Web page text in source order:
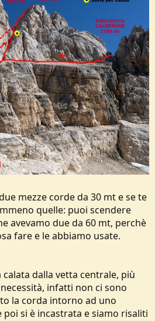
mezze corde da 30 mt e se te
quelle: puoi scendere
avevamo due da 60 mt, perchè
fare e le abbiamo usate.
dalla vetta centrale, più
infatti non ci sono
la corda intorno ad uno
si è incastrata e siamo risaliti